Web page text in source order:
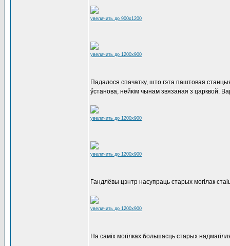
увеличить до 900x1200
увеличить до 1200x900
Падалося спачатку, што гэта паштовая
ўстанова, нейкім чынам звязаная з царквой.
увеличить до 1200x900
увеличить до 1200x900
Гандлёвы цэнтр насупраць старых могілак
увеличить до 1200x900
На саміх могілках большасць старых